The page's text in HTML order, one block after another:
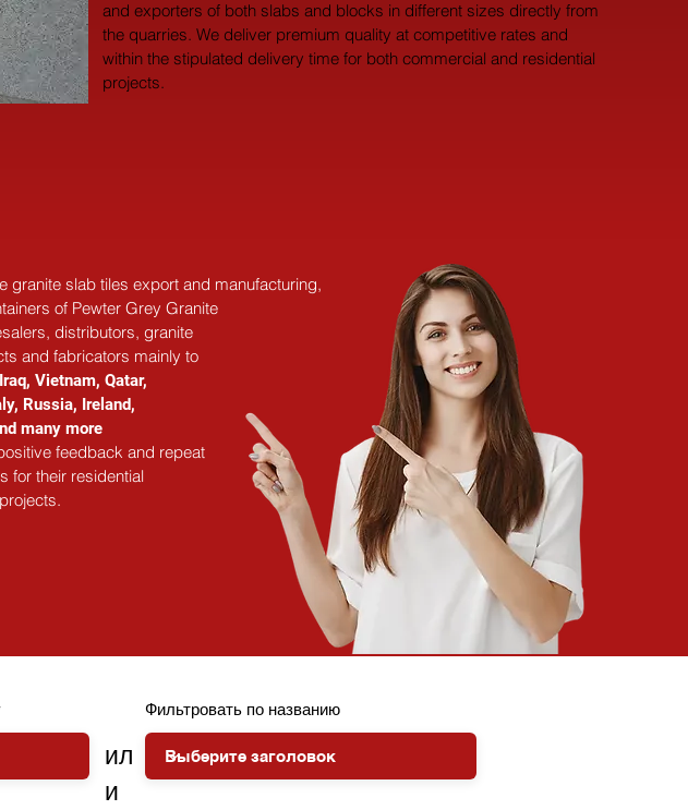
and exporters of both slabs and blocks in different sizes directly from
the quarries. We deliver premium quality at competitive rates and
within the stipulated delivery time for both commercial and residential
projects.
granite slab tiles export and manufacturing,
of Pewter Grey Granite
distributors, granite
and fabricators mainly to
Vietnam, Qatar,
Russia, Ireland,
many more
feedback and repeat
for their residential
ил
и
Фильтровать по названию